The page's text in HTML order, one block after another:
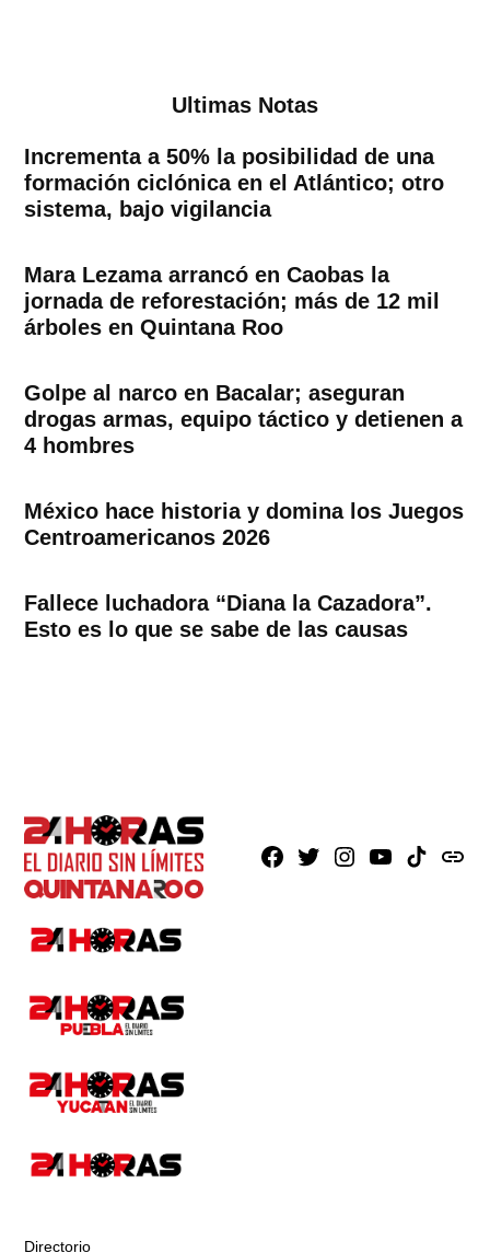
Ultimas Notas
Incrementa a 50% la posibilidad de una
formación ciclónica en el Atlántico; otro
sistema, bajo vigilancia
Mara Lezama arrancó en Caobas la
jornada de reforestación; más de 12 mil
árboles en Quintana Roo
Golpe al narco en Bacalar; aseguran
drogas armas, equipo táctico y detienen a
4 hombres
México hace historia y domina los Juegos
Centroamericanos 2026
Fallece luchadora “Diana la Cazadora”.
Esto es lo que se sabe de las causas
Facebook
X Instagram
YoutubeTikTokissuu
Directorio